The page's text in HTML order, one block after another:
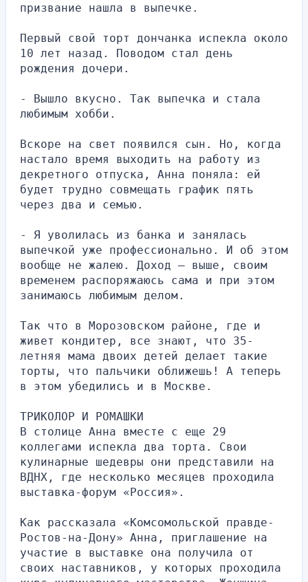
призвание нашла в выпечке.
Первый свой торт дончанка испекла около
10 лет назад. Поводом стал день
рождения дочери.
- Вышло вкусно. Так выпечка и стала
любимым хобби.
Вскоре на свет появился сын. Но, когда
настало время выходить на работу из
декретного отпуска, Анна поняла: ей
будет трудно совмещать график пять
через два и семью.
- Я уволилась из банка и занялась
выпечкой уже профессионально. И об этом
вообще не жалею. Доход – выше, своим
временем распоряжаюсь сама и при этом
занимаюсь любимым делом.
Так что в Морозовском районе, где и
живет кондитер, все знают, что 35-
летняя мама двоих детей делает такие
торты, что пальчики оближешь! А теперь
в этом убедились и в Москве.
ТРИКОЛОР И РОМАШКИ
В столице Анна вместе с еще 29
коллегами испекла два торта. Свои
кулинарные шедевры они представили на
ВДНХ, где несколько месяцев проходила
выставка-форум «Россия».
Как рассказала «Комсомольской правде-
Ростов-на-Дону» Анна, приглашение на
участие в выставке она получила от
своих наставников, у которых проходила